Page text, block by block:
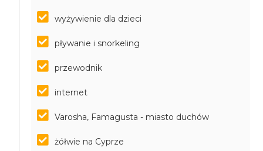
wyżywienie dla dzieci
pływanie i snorkeling
przewodnik
internet
Varosha, Famagusta - miasto duchów
żółwie na Cyprze